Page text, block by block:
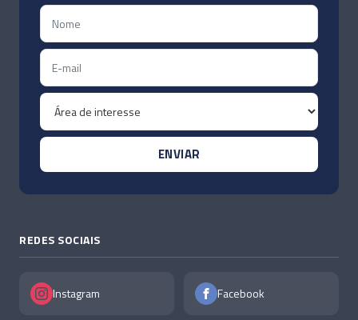
REDES SOCIAIS
Instagram Facebook